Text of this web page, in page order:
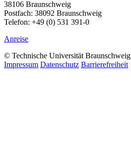
38106 Braunschweig
Postfach: 38092 Braunschweig
Telefon: +49 (0) 531 391-0
Anreise
© Technische Universität Braunschweig
Impressum Datenschutz Barrierefreiheit